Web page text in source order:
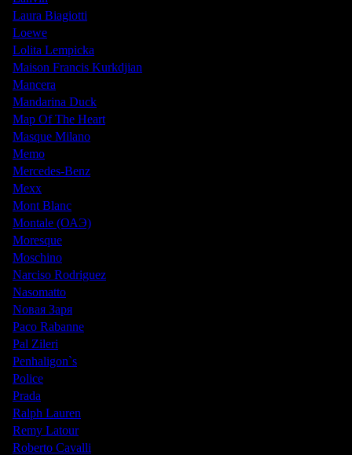
Laura Biagiotti
Loewe
Lolita Lempicka
Maison Francis Kurkdjian
Mancera
Mandarina Duck
Map Of The Heart
Masque Milano
Memo
Mercedes-Benz
Mexx
Mont Blanc
Montale (ОАЭ)
Moresque
Moschino
Narciso Rodriguez
Nasomatto
Nовая Заря
Paco Rabanne
Pal Zileri
Penhaligon`s
Police
Prada
Ralph Lauren
Remy Latour
Roberto Cavalli